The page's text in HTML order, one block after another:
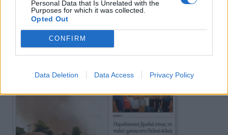
Personal Data that Is Unrelated with the
Purposes for which it was collected.
Opted Out
CONFIRM
Data Deletion Data Access Privacy Policy
Πρωινή